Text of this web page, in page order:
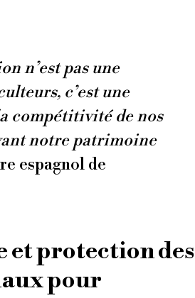
n’est pas une
c’est une
compétitivité de nos
notre patrimoine
espagnol de
et protection des
pour